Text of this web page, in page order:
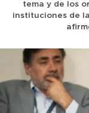
tema y de los
instituciones de